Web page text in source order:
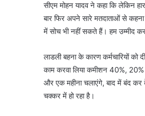
सीएम मोहन यादव ने कहा कि लेकिन
बार फिर अपने सारे मतदाताओं से
में सोच भी नहीं सकते हैं। हम उम्मीद
लाडली बहना के कारण कर्मचारियों
काम करवा लिया कमीशन 40%,
और एक महीना चलाएंगे, बाद में बंद कर
चक्कर में हो रहा है।